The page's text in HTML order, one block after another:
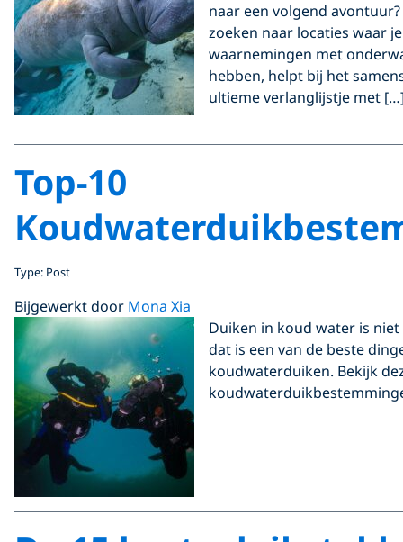
naar een volgend
zoeken naar locaties waar
waarnemingen met
hebben, helpt bij het
ultieme verlanglijstje met
Top-10
Type: Post
Bijgewerkt door Mona Xia
Duiken in koud water is niet
dat is een van de beste
koudwaterduiken. Bekijk